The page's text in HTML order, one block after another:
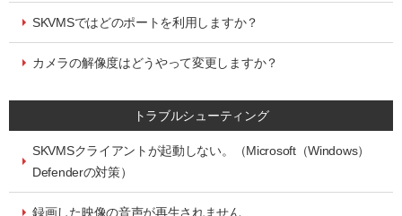
SKVMSではどのポートを利用しますか？
カメラの解像度はどうやって変更しますか？
トラブルシューティング
SKVMSクライアントが起動しない。（Microsoft（Windows）
Defenderの対策）
録画した映像の音声が再生されません